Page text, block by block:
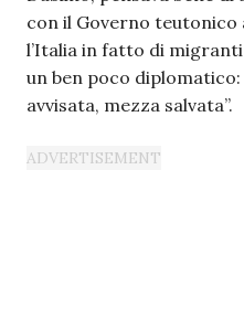
con il Governo
l’Italia in fatto di
un ben poco diplomatico:
avvisata, mezza salvata”.